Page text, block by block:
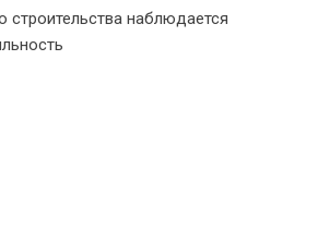
строительства наблюдается